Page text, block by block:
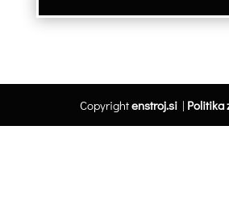
Copyrightenstroj.si| Politika